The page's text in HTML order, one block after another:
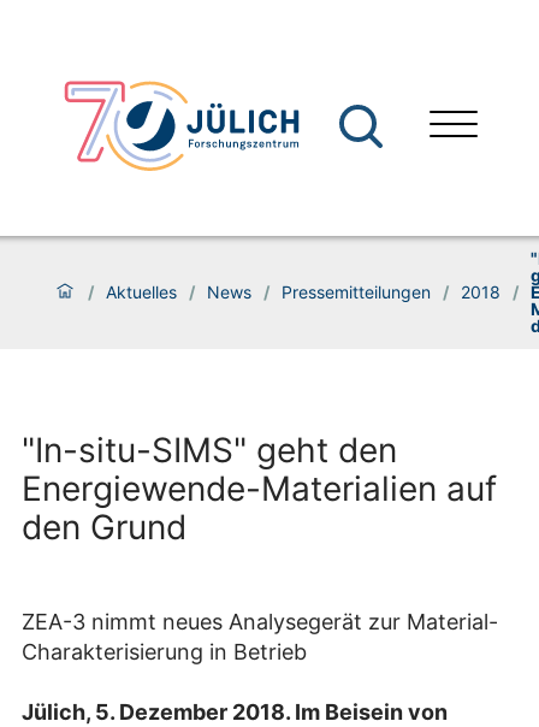
/ Aktuelles / News / Pressemitteilungen / 2018 /
"In-situ-SIMS" geht den
Energiewende-Materialien auf
den Grund
ZEA-3 nimmt neues Analysegerät zur Material-
Charakterisierung in Betrieb
Jülich, 5. Dezember 2018. Im Beisein von